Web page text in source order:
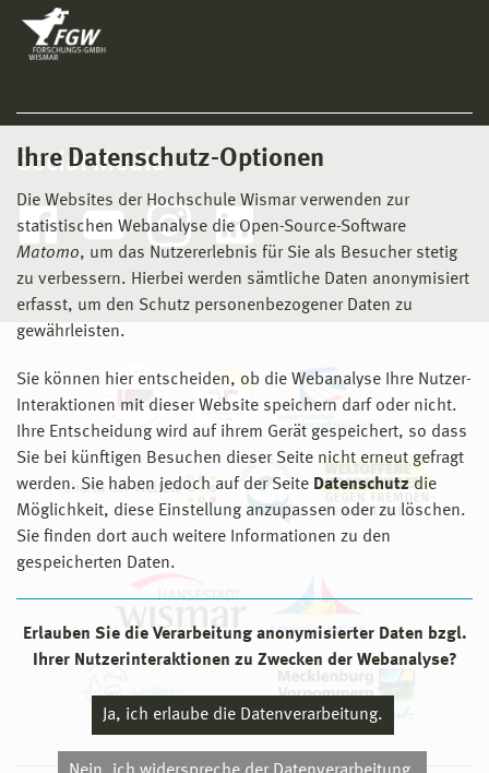
Ihre Datenschutz-Optionen
Die Websites der Hochschule Wismar verwenden zur
statistischen Webanalyse die Open-Source-Software
Matomo, um das Nutzererlebnis für Sie als Besucher stetig
zu verbessern. Hierbei werden sämtliche Daten anonymisiert
erfasst, um den Schutz personenbezogener Daten zu
gewährleisten.
Sie können hier entscheiden, ob die Webanalyse Ihre Nutzer-
Interaktionen mit dieser Website speichern darf oder nicht.
Ihre Entscheidung wird auf ihrem Gerät gespeichert, so dass
Sie bei künftigen Besuchen dieser Seite nicht erneut gefragt
werden. Sie haben jedoch auf der Seite Datenschutz die
Möglichkeit, diese Einstellung anzupassen oder zu löschen.
Sie finden dort auch weitere Informationen zu den
gespeicherten Daten.
Erlauben Sie die Verarbeitung anonymisierter Daten bzgl.
Ihrer Nutzerinteraktionen zu Zwecken der Webanalyse?
Ja, ich erlaube die Datenverarbeitung.
Social Media